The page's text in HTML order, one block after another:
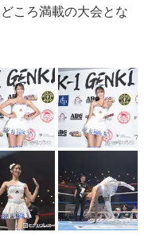
ころ満載の⼤会とな